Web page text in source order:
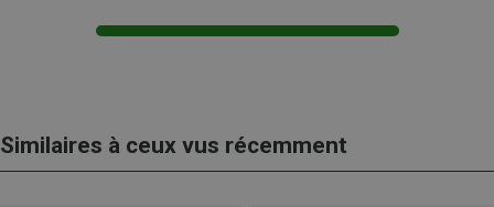
Similaires à ceux vus récemment